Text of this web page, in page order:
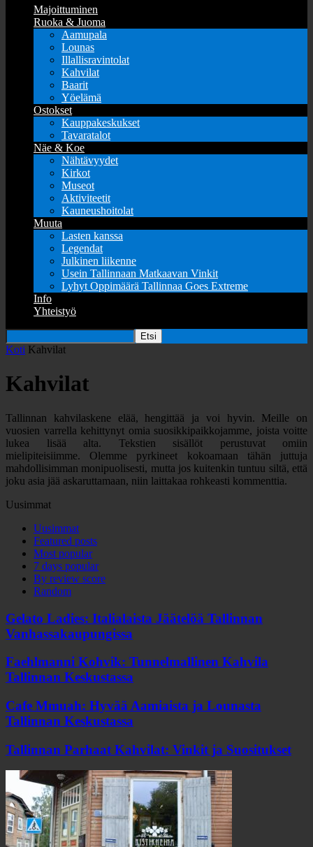
Majoittuminen
Ruoka & Juoma
Aamupala
Lounas
Illallisravintolat
Kahvilat
Baarit
Yöelämä
Ostokset
Kauppakeskukset
Tavaratalot
Näe & Koe
Nähtävyydet
Kirkot
Museot
Aktiviteetit
Kauneushoitolat
Muuta
Lasten kanssa
Legendat
Julkinen liikenne
Usein Tallinnaan Matkaavan Vinkit
Lyhyt Oppimäärä Tallinnaa Goes Extreme
Info
Yhteistyö
Koti Kahvilat
Kahvilat
Tallinnan kahvilaskene elää, hengittää ja voi hyvin. Meille on
vuosien varrella kehittynyt omia suosikkipaikkojamme, joista voitte
lukea lisää alta. Tekstien sisällöt perustuvat omiin
mielipiteisiimme. Olemme pyrkineet kokoamaan tähän juttuja
mahdollisimman monipuolisesti, mutta jos kuitenkin tuntuu siltä, että
joku asia jää askaruttamaan, niin laittakaa rohkeasti kommenttia.
Uusimmat
Uusimmat
Featured posts
Most popular
7 days popular
By review score
Random
Gelato Ladies: Italialaista Jäätelöä Tallinnan
Vanhassakaupungissa
Faehlmanni Kohvik: Tunnelmallinen Kahvila
Tallinnan Keskustassa
Cafe Mmuah: Hyvää Aamiaista ja Lounasta
Tallinnan Keskustassa
Tallinnan Parhaat Kahvilat: Vinkit ja Suositukset